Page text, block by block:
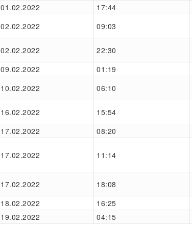
01.02.2022 17:44
02.02.2022 09:03
02.02.2022 22:30
09.02.2022 01:19
10.02.2022 06:10
16.02.2022 15:54
17.02.2022 08:20
17.02.2022 11:14
17.02.2022 18:08
18.02.2022 16:25
19.02.2022 04:15